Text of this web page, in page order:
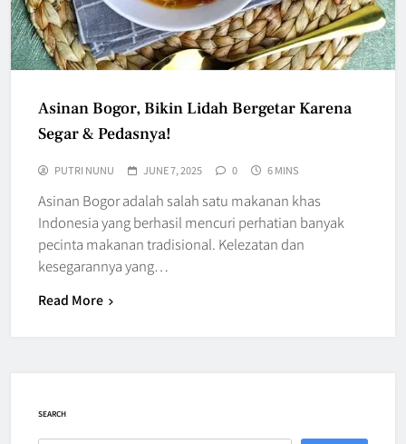
Asinan Bogor, Bikin Lidah Bergetar Karena
Segar & Pedasnya!
PUTRI NUNU JUNE 7, 2025 0 6 MINS
Asinan Bogor adalah salah satu makanan khas
Indonesia yang berhasil mencuri perhatian banyak
pecinta makanan tradisional. Kelezatan dan
kesegarannya yang…
Read More
SEARCH